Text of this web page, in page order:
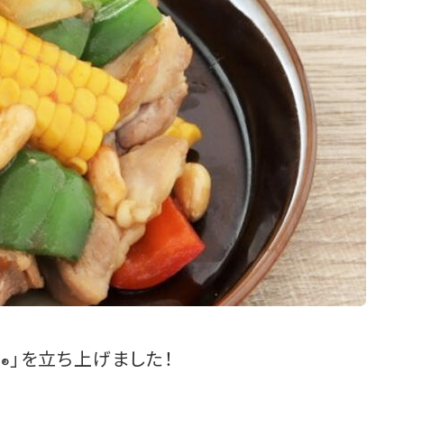
®」を立ち上げました！